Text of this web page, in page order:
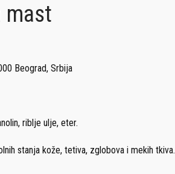
mast
Beograd, Srbija
riblje ulje, eter.
stanja kože, tetiva, zglobova i mekih tkiva.